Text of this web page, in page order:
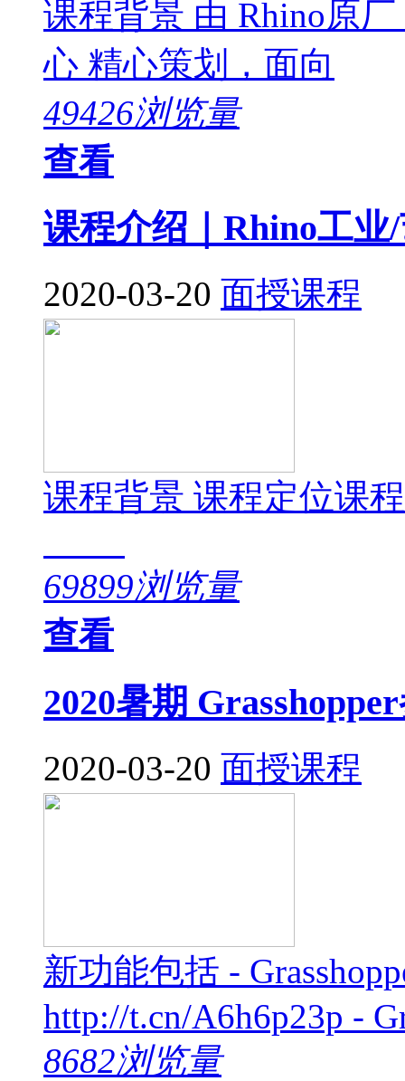
课程背景 由 Rhino原
心 精心策划，面向
49426浏览量
查看
课程介绍｜Rhino工
2020-03-20 面授课程
课程背景 课程定位课
69899浏览量
查看
2020暑期
2020-03-20 面授课程
新功能包括 -
http://t.cn/A6h6p23p -
8682浏览量